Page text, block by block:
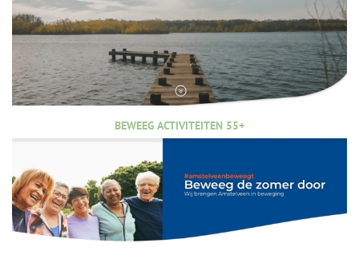
BEWEEG ACTIVITEITEN 55+